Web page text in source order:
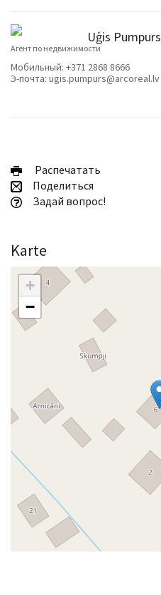
Uģis Pumpurs
Агент по недвижимости
Мобильный: +371 2868 8666
Э-почта: ugis.pumpurs@arcoreal.lv
Pаспечатать
Поделиться
Задай вопрос!
Karte
+
−